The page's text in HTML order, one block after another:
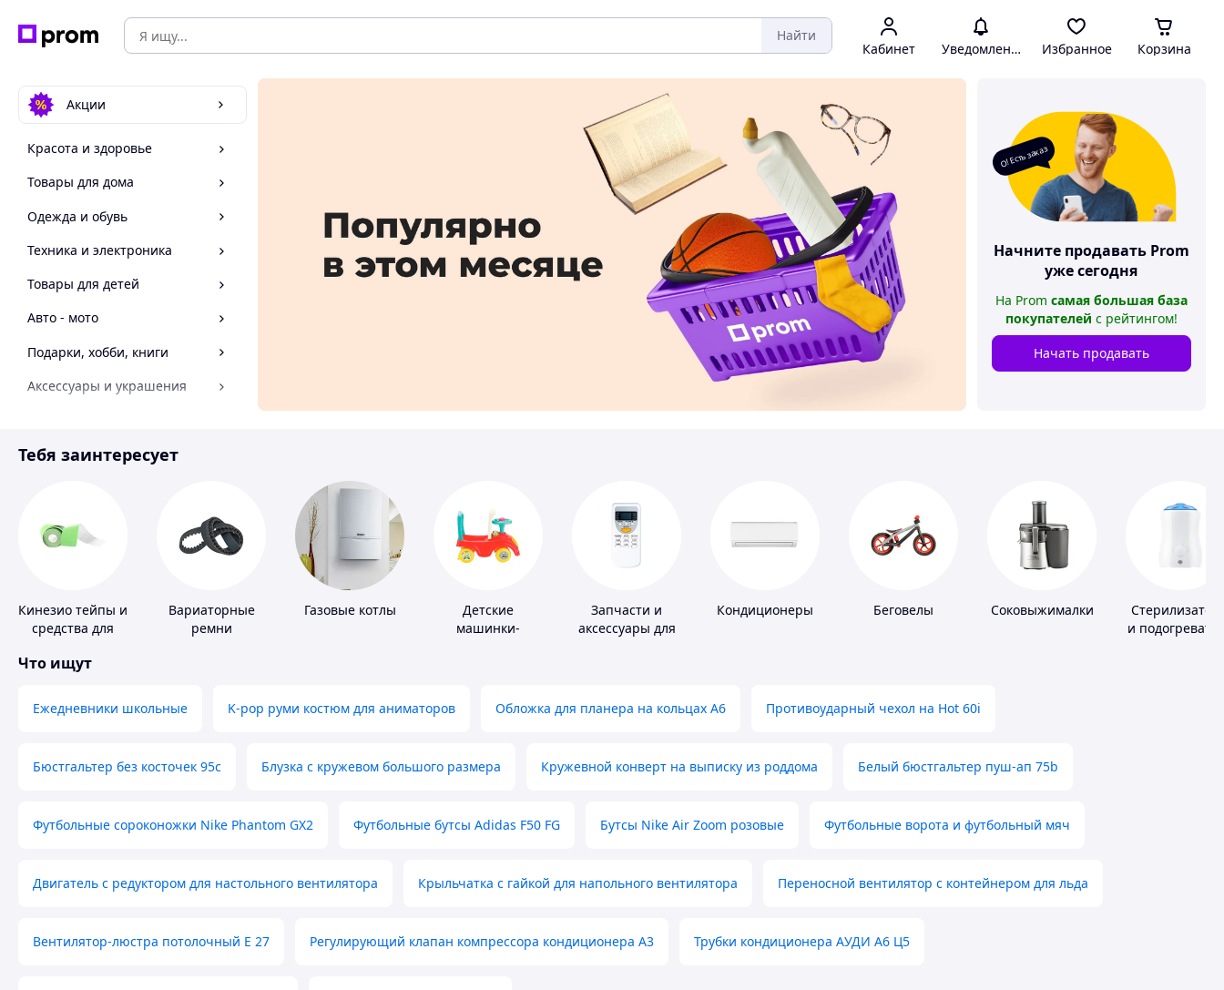
Найти
Кабинет Уведомления Избранное Корзина
Акции
Красота и здоровье
Товары для дома
Одежда и обувь
Техника и электроника
Товары для детей
Авто - мото
Подарки, хобби, книги
Аксессуары и украшения
Спорт и отдых
О! Есть заказ
Начните продавать Prom
уже сегодня
На Prom самая большая база
покупателей с рейтингом!
Начать продавать
Тебя заинтересует
Кинезио тейпы и
средства для
Вариаторные
ремни
Газовые котлы
Детские
машинки-
Запчасти и
аксессуары для
Кондиционеры Беговелы Соковыжималки
и
Что ищут
Ежедневники школьные K-pop руми костюм для аниматоров Обложка для планера на кольцах А6 Противоударный чехол на Hot 60i
Бюстгальтер без косточек 95с Блузка с кружевом большого размера Кружевной конверт на выписку из роддома Белый бюстгальтер пуш-ап 75b
Футбольные сороконожки Nike Phantom GX2 Футбольные бутсы Adidas F50 FG Бутсы Nike Air Zoom розовые Футбольные ворота и футбольный мяч
Двигатель с редуктором для настольного вентилятора Крыльчатка с гайкой для напольного вентилятора Переносной вентилятор с контейнером для льда
Вентилятор-люстра потолочный E 27 Регулирующий клапан компрессора кондиционера А3 Трубки кондиционера АУДИ А6 Ц5